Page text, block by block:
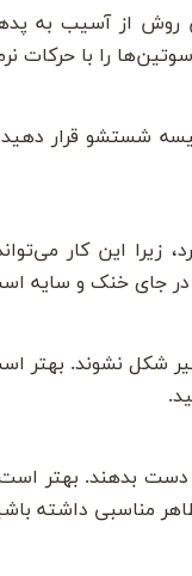
از آسیب به
را با حرکات
شستشو قرار
این کار
در جای خنک و سایه
شکل نشوند. بهتر
بدهند. بهتر
مناسبی داشته